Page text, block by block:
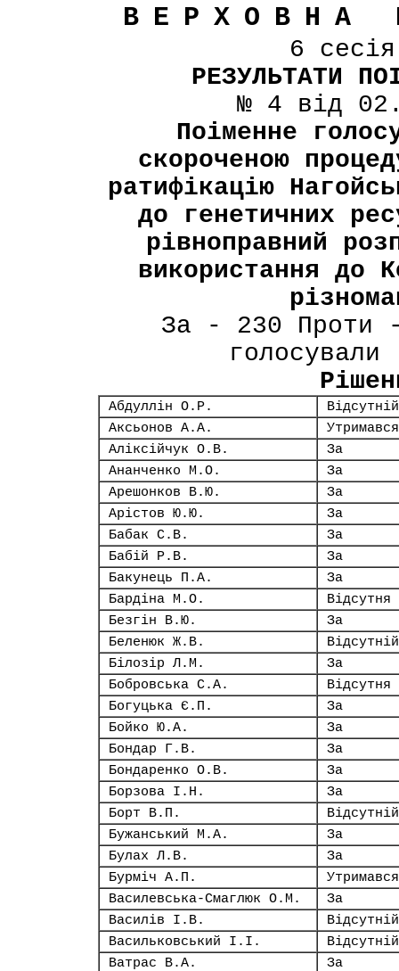
ВЕРХОВНА
6
РЕЗУЛЬТАТИ
№ 4 від
Поіменне
скороченою
ратифікацію
до генетичних
рівноправний
використання до
За - 230 Проти
Абдуллін О.Р.
Відсутній
Аксьонов А.А.
Утримався
Аліксійчук О.В.
За
Ананченко М.О.
За
Арешонков В.Ю.
За
Арістов Ю.Ю.
За
Бабак С.В.
За
Бабій Р.В.
За
Бакунець П.А.
За
Бардіна М.О.
Відсутня
Безгін В.Ю.
За
Беленюк Ж.В.
Відсутній
Білозір Л.М.
За
Бобровська С.А.
Відсутня
Богуцька Є.П.
За
Бойко Ю.А.
За
Бондар Г.В.
За
Бондаренко О.В.
За
Борзова І.Н.
За
Борт В.П.
Відсутній
Бужанський М.А.
За
Булах Л.В.
За
Бурміч А.П.
Утримався
Василевська-Смаглюк О.М.
За
Василів І.В.
Відсутній
Васильковський І.І.
Відсутній
Ватрас В.А.
За